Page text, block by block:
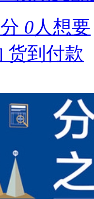
0人想要
货到付款